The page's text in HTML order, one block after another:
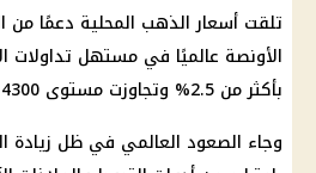
تلقت أسعار الذهب المحلية دعمًا من
الأونصة عالميًا في مستهل تداولات
بأكثر من 2.5% وتجاوزت مستوى 4300 دولار.
وجاء الصعود العالمي في ظل زيادة